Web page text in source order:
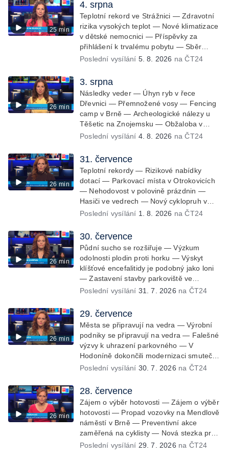
Výstraha před bouřkami — Brno hostí
Mezinárodní kytarový festival — Očkování
po kousnutí netopýrem
25 min
4. srpna
Teplotní rekord ve Strážnici — Zdravotní
rizika vysokých teplot — Nové klimatizace
v dětské nemocnici — Příspěvky za
přihlášení k trvalému pobytu — Sběr
hroznů na burčák — Dokončení oprav
kandidátek — Nedostatek vody v obcích
— Vyschlá koryta potoků — Sdílení
strážníků na Brněnsku
Poslední vysílání 5. 8. 2026 na ČT24
26 min
3. srpna
Následky veder — Úhyn ryb v řece
Dřevnici — Přemnožené vosy — Fencing
camp v Brně — Archeologické nálezy u
Těšetic na Znojemsku — Obžaloba v
bitcoinové kauze — Přestavba silnice přes
dopravní omezení u Zašové — Letní
opravy divadel — Český hlas ve vesmíru
Poslední vysílání 4. 8. 2026 na ČT24
26 min
31. července
Teplotní rekordy — Rizikové nabídky
dotací — Parkovací místa v Otrokovicích
— Nehodovost v polovině prázdnin —
Hasiči ve vedrech — Nový cyklopruh v
Černých Polích — Květinová výstava ve
Poslední vysílání 1. 8. 2026 na ČT24
26 min
30. července
Půdní sucho se rozšiřuje — Výzkum
odolnosti plodin proti horku — Výskyt
klíšťové encefalitidy je podobný jako loni
— Zastavení stavby parkoviště ve
Valticích — Spor o lokalitu lesa v Rožnově
lidský organismus — Kybernetický
incident na Masarykově univerzitě —
Slavnostní vyřazení absolventů Univerzity
obran — Letní kurzy umění pro mladé —
Mobilní kurníky pomáhají na poli
Poslední vysílání 31. 7. 2026 na ČT24
26 min
29. července
Města se připravují na vedra — Výrobní
podniky se připravují na vedra — Falešné
výzvy k uhrazení parkovného — V
Hodoníně dokončili modernizaci smuteční
síně — Chybějící toalety u dětských hřišť
bývalého nákupního domu Letná — Končí
52. ročník Letní filmové školy — 3. ročník
komunitní akce Stůl ve středu — Cesta na
podporu paliativní péče
Poslední vysílání 30. 7. 2026 na ČT24
26 min
28. července
Zájem o výběr hotovosti — Zájem o výběr
hotovosti — Propad vozovky na Mendlově
náměstí v Brně — Preventivní akce
zaměřená na cyklisty — Nová stezka pro
cyklisty na Zlínsku — Letecká linka mezi
Poslední vysílání 29. 7. 2026 na ČT24